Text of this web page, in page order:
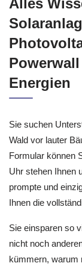
Energien
Sie suchen
Wald vor lauter
Formular können
Uhr stehen Ihnen
prompte und
Ihnen die
Sie einsparen so
nicht noch
kümmern, warum